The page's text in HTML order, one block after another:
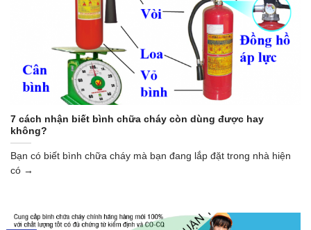
7 cách nhận biết bình chữa cháy còn dùng được hay
không?
Bạn có biết bình chữa cháy mà bạn đang lắp đặt trong nhà hiện
có →